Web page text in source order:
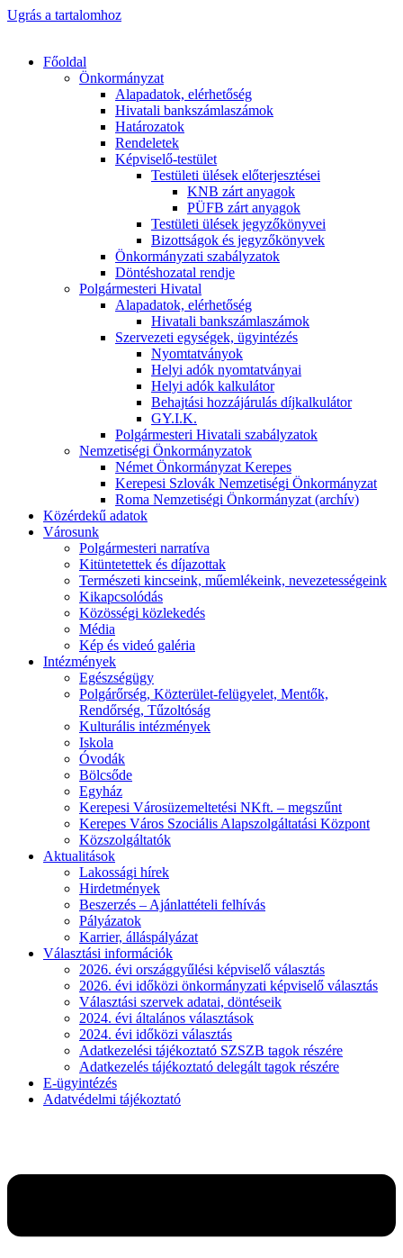
Ugrás a tartalomhoz
Főoldal
Önkormányzat
Alapadatok, elérhetőség
Hivatali bankszámlaszámok
Határozatok
Rendeletek
Képviselő-testület
Testületi ülések előterjesztései
KNB zárt anyagok
PÜFB zárt anyagok
Testületi ülések jegyzőkönyvei
Bizottságok és jegyzőkönyvek
Önkormányzati szabályzatok
Döntéshozatal rendje
Polgármesteri Hivatal
Alapadatok, elérhetőség
Hivatali bankszámlaszámok
Szervezeti egységek, ügyintézés
Nyomtatványok
Helyi adók nyomtatványai
Helyi adók kalkulátor
Behajtási hozzájárulás díjkalkulátor
GY.I.K.
Polgármesteri Hivatali szabályzatok
Nemzetiségi Önkormányzatok
Német Önkormányzat Kerepes
Kerepesi Szlovák Nemzetiségi Önkormányzat
Roma Nemzetiségi Önkormányzat (archív)
Közérdekű adatok
Városunk
Polgármesteri narratíva
Kitüntetettek és díjazottak
Természeti kincseink, műemlékeink, nevezetességeink
Kikapcsolódás
Közösségi közlekedés
Média
Kép és videó galéria
Intézmények
Egészségügy
Polgárőrség, Közterület-felügyelet, Mentők,
Rendőrség, Tűzoltóság
Kulturális intézmények
Iskola
Óvodák
Bölcsőde
Egyház
Kerepesi Városüzemeltetési NKft. – megszűnt
Kerepes Város Szociális Alapszolgáltatási Központ
Közszolgáltatók
Aktualitások
Lakossági hírek
Hirdetmények
Beszerzés – Ajánlattételi felhívás
Pályázatok
Karrier, álláspályázat
Választási információk
2026. évi országgyűlési képviselő választás
2026. évi időközi önkormányzati képviselő választás
Választási szervek adatai, döntéseik
2024. évi általános választások
2024. évi időközi választás
Adatkezelési tájékoztató SZSZB tagok részére
Adatkezelés tájékoztató delegált tagok részére
E-ügyintézés
Adatvédelmi tájékoztató